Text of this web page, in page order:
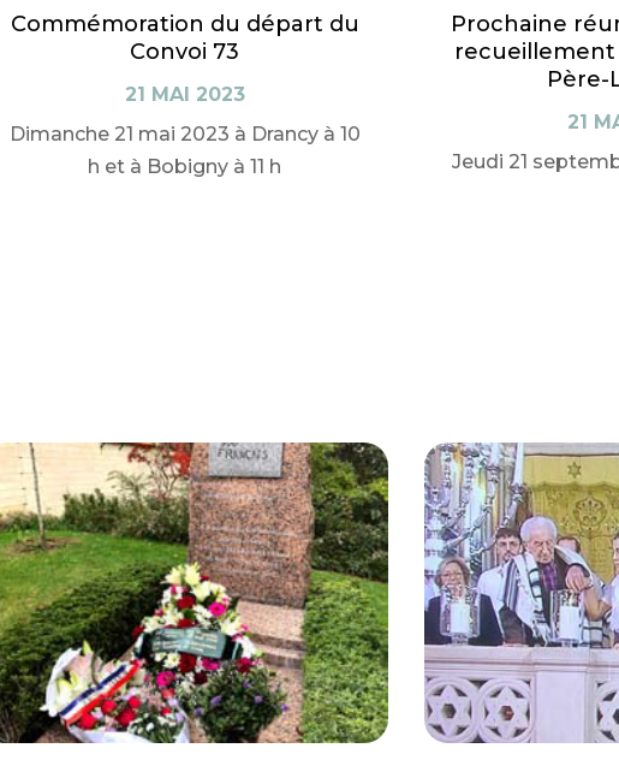
Commémoration du départ du
Convoi 73
21 MAI 2023
Dimanche 21 mai 2023 à Drancy à 10
h et à Bobigny à 11 h
Prochaine
Père-
21
Jeudi 21